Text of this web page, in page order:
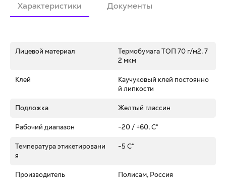
Характеристики Документы
Лицевой материал
Термобумага ТОП 70 г/м2, 7
2 мкм
Клей
Каучуковый клей постоянно
й липкости
Подложка Желтый глассин
Рабочий диапазон -20 / +60, C°
Температура этикетировани
я
-5 C°
Производитель Полисам, Россия